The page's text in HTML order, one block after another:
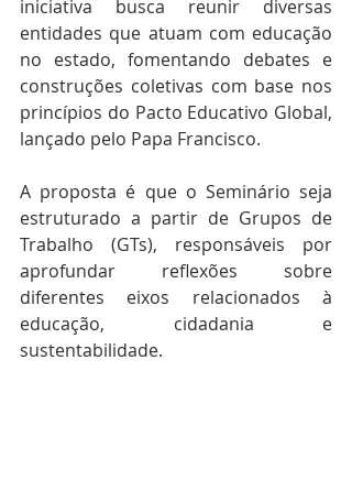
iniciativa busca reunir diversas
entidades que atuam com educação
no estado, fomentando debates e
construções coletivas com base nos
princípios do Pacto Educativo Global,
lançado pelo Papa Francisco.
A proposta é que o Seminário seja
estruturado a partir de Grupos de
Trabalho (GTs), responsáveis por
aprofundar reflexões sobre
diferentes eixos relacionados à
educação, cidadania e
sustentabilidade.